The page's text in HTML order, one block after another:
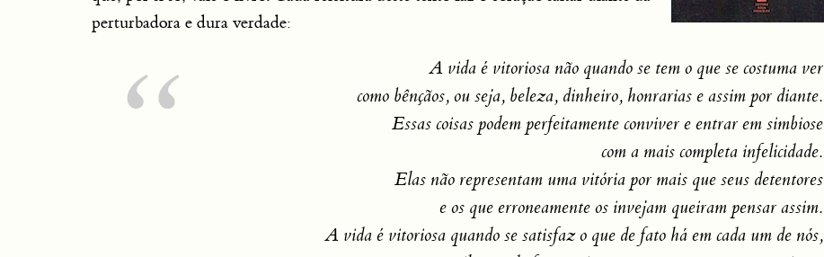
perturbadora e dura verdade:
A vida é vitoriosa não quando se tem o que se costuma ver
como bênçãos, ou seja, beleza, dinheiro, honrarias e assim por diante.
Essas coisas podem perfeitamente conviver e entrar em simbiose
com a mais completa infelicidade.
Elas não representam uma vitória por mais que seus detentores
e os que erroneamente os invejam queiram pensar assim.
A vida é vitoriosa quando se satisfaz o que de fato há em cada um de nós,